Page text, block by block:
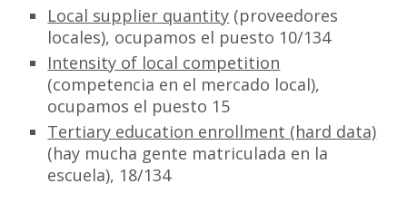
Local supplier quantity (proveedores
locales), ocupamos el puesto 10/134
Intensity of local competition
(competencia en el mercado local),
ocupamos el puesto 15
Tertiary education enrollment (hard data)
(hay mucha gente matriculada en la
escuela), 18/134